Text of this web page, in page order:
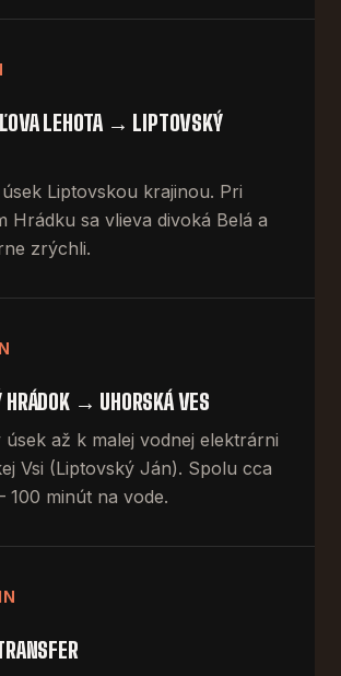
LEHOTA → LIPTOVSKÝ
Liptovskou krajinou. Pri
Hrádku sa vlieva divoká Belá a
zrýchli.
HRÁDOK → UHORSKÁ VES
úsek až k malej vodnej elektrárni
Vsi (Liptovský Ján). Spolu cca
100 minút na vode.